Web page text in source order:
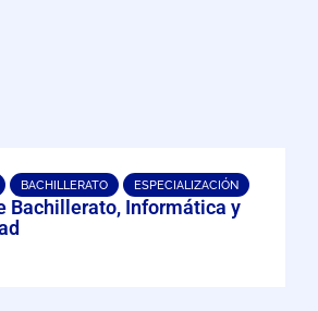
BACHILLERATO ESPECIALIZACIÓN
Bachillerato, Informática y